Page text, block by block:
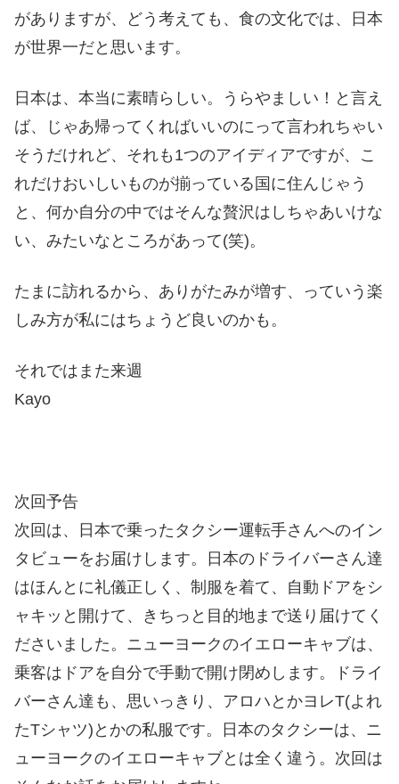
がありますが、どう考えても、食の文化では、日本
が世界一だと思います。
日本は、本当に素晴らしい。うらやましい！と言え
ば、じゃあ帰ってくればいいのにって言われちゃい
そうだけれど、それも1つのアイディアですが、こ
れだけおいしいものが揃っている国に住んじゃう
と、何か自分の中ではそんな贅沢はしちゃあいけな
い、みたいなところがあって(笑)。
たまに訪れるから、ありがたみが増す、っていう楽
しみ方が私にはちょうど良いのかも。
それではまた来週
Kayo
次回予告
次回は、日本で乗ったタクシー運転手さんへのイン
タビューをお届けします。日本のドライバーさん達
はほんとに礼儀正しく、制服を着て、自動ドアをシ
ャキッと開けて、きちっと目的地まで送り届けてく
ださいました。ニューヨークのイエローキャブは、
乗客はドアを自分で手動で開け閉めします。ドライ
バーさん達も、思いっきり、アロハとかヨレT(よれ
たTシャツ)とかの私服です。日本のタクシーは、ニ
ューヨークのイエローキャブとは全く違う。次回は